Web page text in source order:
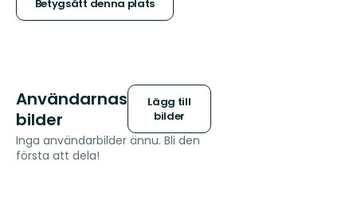
Betygsätt denna plats
Användarnas
bilder
Lägg till
bilder
Inga användarbilder ännu. Bli den
första att dela!